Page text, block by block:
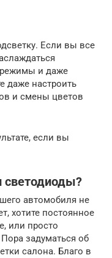
Если вы все
и даже
даже настроить
и смены цветов
если вы
светодиоды?
автомобиля не
хотите постоянное
или просто
задуматься об
салона. Благо в